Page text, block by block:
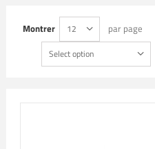
Montrer 12 par page
Select option